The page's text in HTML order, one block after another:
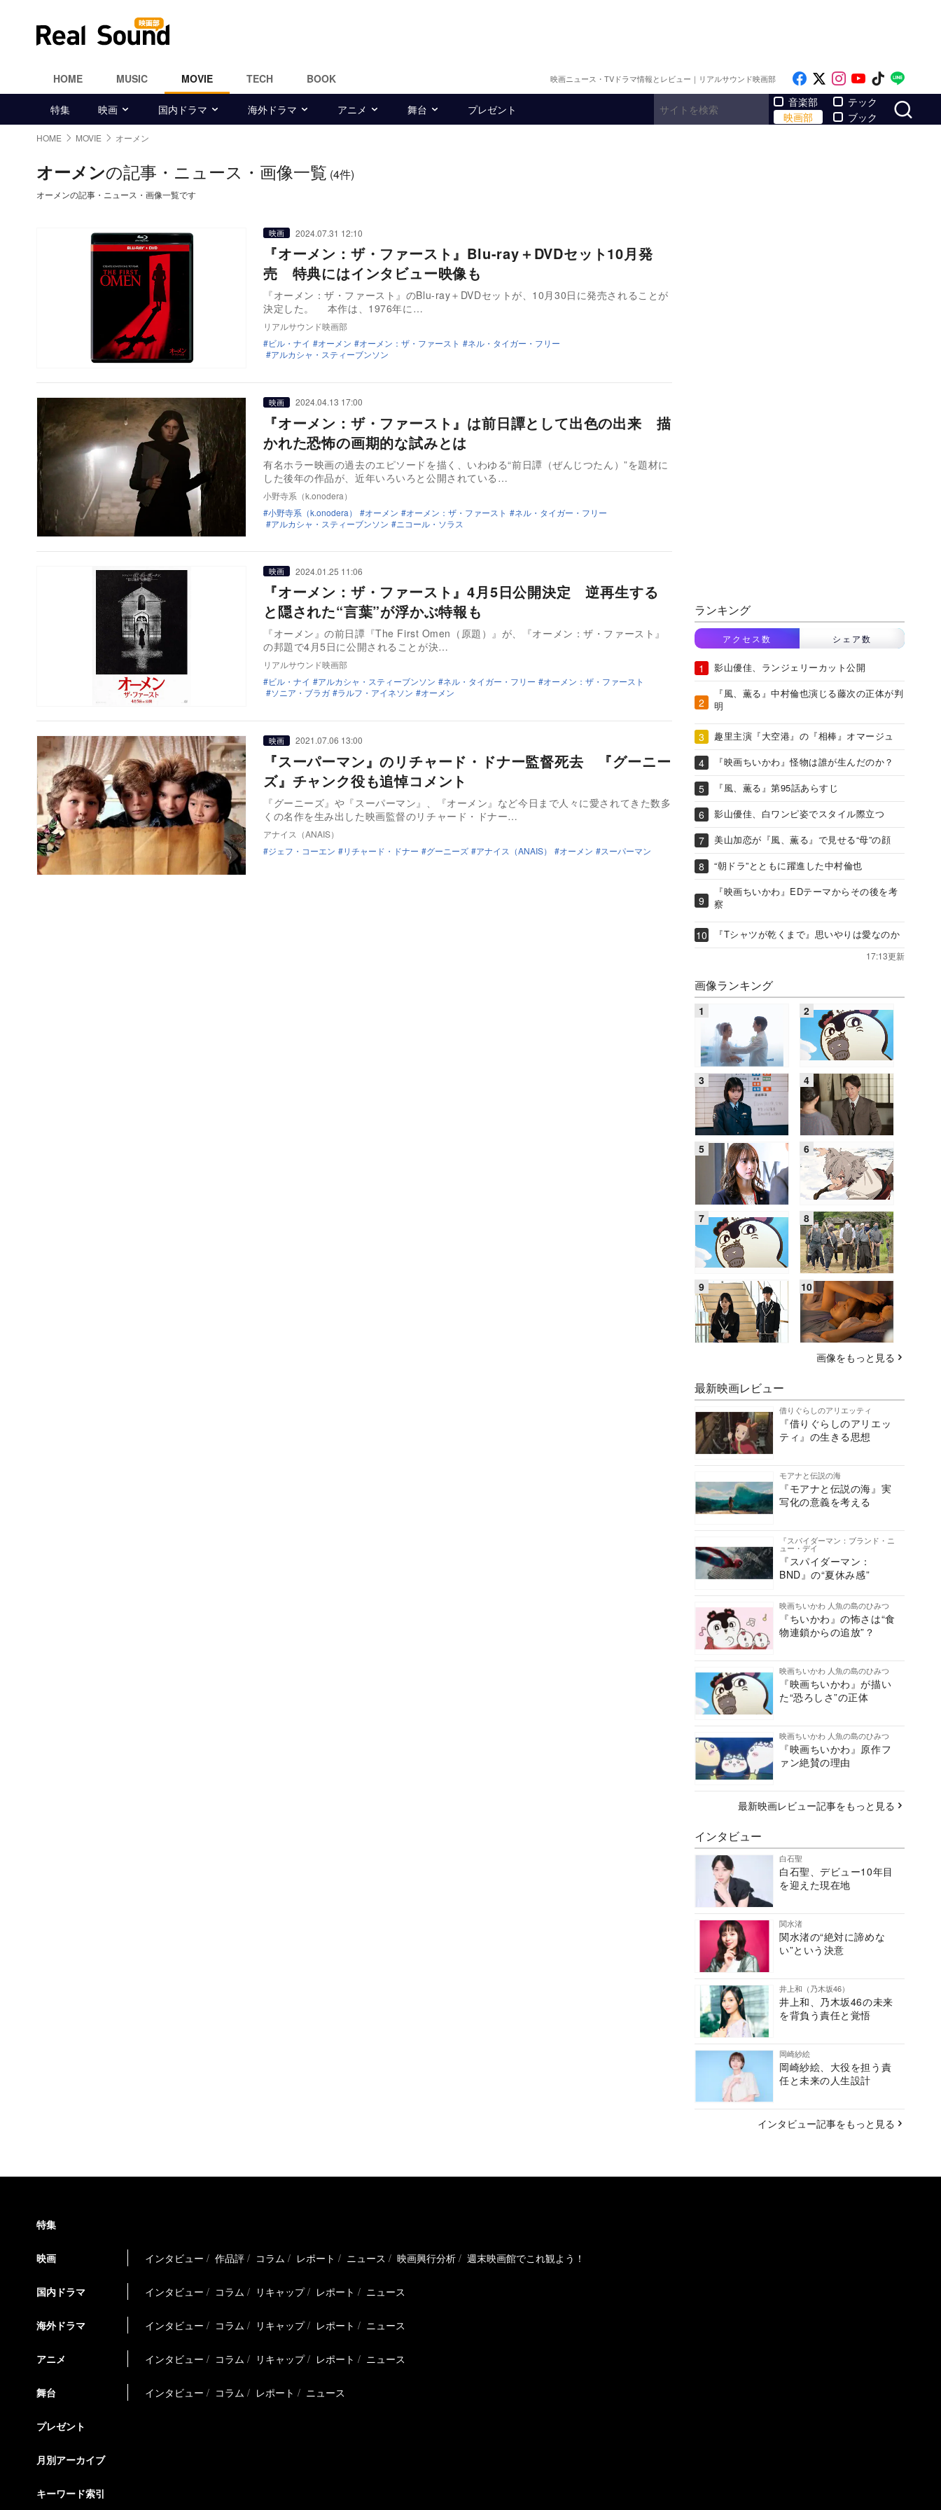
HOME MUSIC MOVIE TECH BOOK 映画ニュース・TVドラマ情報とレビュー｜リアルサウンド映画部 Like on Facebook
Follow on x
Follow on
Follow on
Follow
特集 映画 国内ドラマ 海外ドラマ アニメ 舞台 プレゼント
音楽部
映画部
テック
ブック
HOME MOVIE オーメン
オーメンの記事・ニュース・画像一覧 (4件)
オーメンの記事・ニュース・画像一覧です
映画 2024.07.31 12:10
『オーメン：ザ・ファースト』Blu-ray＋DVDセット10月発
売 特典にはインタビュー映像も
『オーメン：ザ・ファースト』のBlu-ray＋DVDセットが、10月30日に発売されることが
決定した。 本作は、1976年に…
リアルサウンド映画部
ビル・ナイ
オーメン オーメン：ザ・ファースト
ネル・タイガー・フリー
アルカシャ・スティーブンソン
映画 2024.04.13 17:00
『オーメン：ザ・ファースト』は前日譚として出色の出来 描
かれた恐怖の画期的な試みとは
有名ホラー映画の過去のエピソードを描く、いわゆる“前日譚（ぜんじつたん）”を題材に
した後年の作品が、近年いろいろと公開されている…
小野寺系（k.onodera）
小野寺系（k.onodera）
オーメン オーメン：ザ・ファースト
ネル・タイガー・フリー
アルカシャ・スティーブンソン
ニコール・ソラス
映画 2024.01.25 11:06
『オーメン：ザ・ファースト』4月5日公開決定 逆再生する
と隠された“言葉”が浮かぶ特報も
『オーメン』の前日譚『The First Omen（原題）』が、『オーメン：ザ・ファースト』
の邦題で4月5日に公開されることが決…
リアルサウンド映画部
ビル・ナイ
アルカシャ・スティーブンソン ネル・タイガー・フリー
オーメン：ザ・ファースト
ソニア・ブラガ
ラルフ・アイネソン オーメン
映画 2021.07.06 13:00
『スーパーマン』のリチャード・ドナー監督死去 『グーニー
ズ』チャンク役も追悼コメント
『グーニーズ』や『スーパーマン』、『オーメン』など今日まで人々に愛されてきた数多
くの名作を生み出した映画監督のリチャード・ドナー…
アナイス（ANAIS）
ジェフ・コーエン
リチャード・ドナー グーニーズ アナイス（ANAIS） オーメン スーパーマン
ランキング
アクセス数 シェア数
影山優佳、ランジェリーカット公開
『風、薫る』中村倫也演じる藤次の正体が判
明
趣里主演『大空港』の『相棒』オマージュ
『映画ちいかわ』怪物は誰が生んだのか？
『風、薫る』第95話あらすじ
影山優佳、白ワンピ姿でスタイル際立つ
美山加恋が『風、薫る』で見せる“母”の顔
“朝ドラ”とともに躍進した中村倫也
『映画ちいかわ』EDテーマからその後を考
察
『Tシャツが乾くまで』思いやりは愛なのか
17:13更新
画像ランキング
画像をもっと見る
最新映画レビュー
借りぐらしのアリエッティ
『借りぐらしのアリエッ
ティ』の生きる思想
モアナと伝説の海
『モアナと伝説の海』実
写化の意義を考える
『スパイダーマン：ブランド・ニ
ュー・デイ
『スパイダーマン：
BND』の“夏休み感”
映画ちいかわ 人魚の島のひみつ
『ちいかわ』の怖さは“食
物連鎖からの追放”？
映画ちいかわ 人魚の島のひみつ
『映画ちいかわ』が描い
た“恐ろしさ”の正体
映画ちいかわ 人魚の島のひみつ
『映画ちいかわ』原作フ
ァン絶賛の理由
最新映画レビュー記事をもっと見る
インタビュー
白石聖
白石聖、デビュー10年目
を迎えた現在地
関水渚
関水渚の“絶対に諦めな
い”という決意
井上和（乃木坂46）
井上和、乃木坂46の未来
を背負う責任と覚悟
岡崎紗絵
岡崎紗絵、大役を担う責
任と未来の人生設計
インタビュー記事をもっと見る
特集
映画 インタビュー 作品評 コラム レポート ニュース 映画興行分析 週末映画館でこれ観よう！
国内ドラマ インタビュー コラム リキャップ レポート ニュース
海外ドラマ インタビュー コラム リキャップ レポート ニュース
アニメ インタビュー コラム リキャップ レポート ニュース
舞台 インタビュー コラム レポート ニュース
プレゼント
月別アーカイブ
キーワード索引